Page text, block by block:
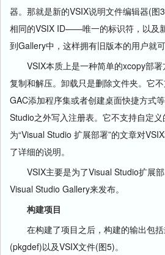
器。那就是新的VSIX说明文件编辑器(图
相同的VSIX ID——唯一的标识符，以及
到Gallery中，这样拥有旧版本的用户就可
VSIX本质上是一种简单的xcopy部署
复制和解压。卸载只是删除文件夹。它
GAC添加程序集或者创建桌面快捷方式
Studio之外写入注册表。它不支持自定
为“Visual Studio 扩展部署”的文章对
了详细的说明。
VSIX主要是为了Visual Studio扩展部
Visual Studio Gallery来发布。
构建项目
在构建了项目之后，构建的输出包括
(pkgdef)以及VSIX文件(图5)。